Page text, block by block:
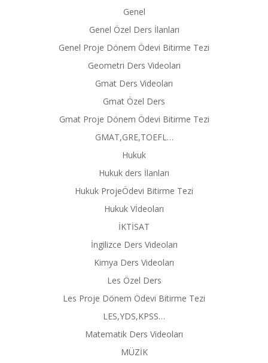
Genel
Genel Özel Ders İlanları
Genel Proje Dönem Ödevi Bitirme Tezi
Geometri Ders Videoları
Gmat Ders Videoları
Gmat Özel Ders
Gmat Proje Dönem Ödevi Bitirme Tezi
GMAT,GRE,TOEFL…
Hukuk
Hukuk ders İlanları
Hukuk ProjeÖdevi Bitirme Tezi
Hukuk Vİdeoları
İKTİSAT
İngilizce Ders Videoları
Kimya Ders Videoları
Les Özel Ders
Les Proje Dönem Ödevi Bitirme Tezi
LES,YDS,KPSS…
Matematik Ders Videoları
MÜZİK